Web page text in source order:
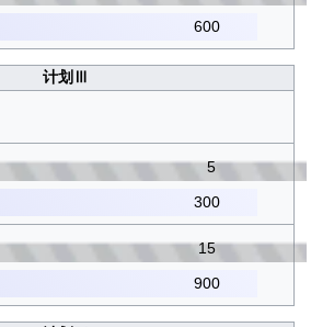
600
计划Ⅲ
5
300
15
900